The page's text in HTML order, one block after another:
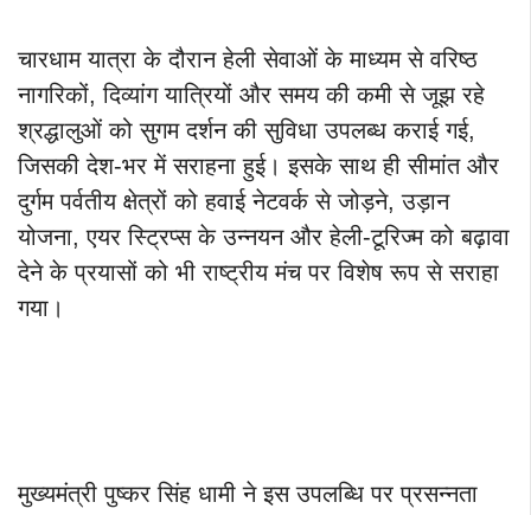
चारधाम यात्रा के दौरान हेली सेवाओं के माध्यम से वरिष्ठ
नागरिकों, दिव्यांग यात्रियों और समय की कमी से जूझ रहे
श्रद्धालुओं को सुगम दर्शन की सुविधा उपलब्ध कराई गई,
जिसकी देश-भर में सराहना हुई। इसके साथ ही सीमांत और
दुर्गम पर्वतीय क्षेत्रों को हवाई नेटवर्क से जोड़ने, उड़ान
योजना, एयर स्ट्रिप्स के उन्नयन और हेली-टूरिज्म को बढ़ावा
देने के प्रयासों को भी राष्ट्रीय मंच पर विशेष रूप से सराहा
गया।
मुख्यमंत्री पुष्कर सिंह धामी ने इस उपलब्धि पर प्रसन्नता